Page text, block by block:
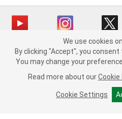
We use cookies on our website.
to the use of All
You may change your
Read more about our Cookie
Cookie Settings
Copyright © 2008-2026 O’Reilly Auto
catalog_main
Política de privacidad
Ley de
We use cookies
By clicking "Accept", you
You may change your
Read more about our Cookie
Cookie Settings